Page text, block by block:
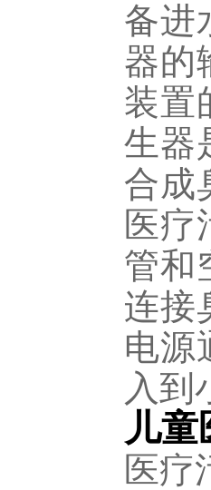
备进
器的
装置
生器
合成
医疗
管和
连接
电源
入到
儿童
医疗